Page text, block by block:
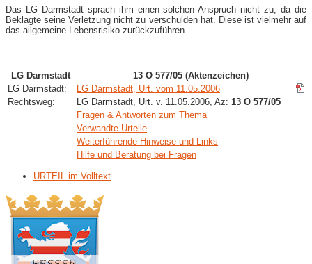
Das LG Darmstadt sprach ihm einen solchen Anspruch nicht zu, da die
Beklagte seine Verletzung nicht zu verschulden hat. Diese ist vielmehr auf
das allgemeine Lebensrisiko zurückzuführen.
LG Darmstadt
13 O 577/05 (Aktenzeichen)
LG Darmstadt:
LG Darmstadt, Urt. vom 11.05.2006
Rechtsweg:
LG Darmstadt, Urt. v. 11.05.2006, Az: 13 O 577/05
Fragen & Antworten zum Thema
Verwandte Urteile
Weiterführende Hinweise und Links
Hilfe und Beratung bei Fragen
URTEIL im Volltext